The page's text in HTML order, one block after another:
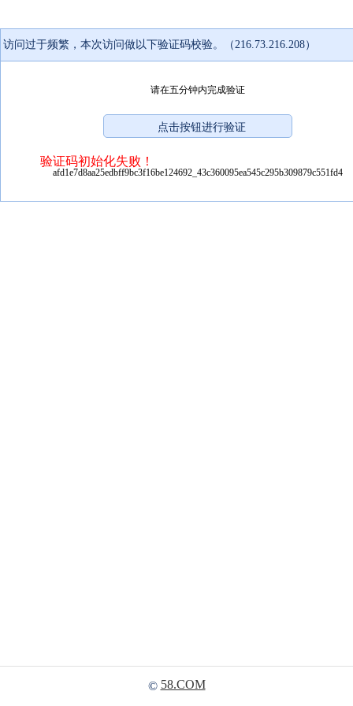
访问过于频繁，本次访问做以下验证码校验。（216.73.216.208）
请在五分钟内完成验证
验证码初始化失败！
afd1e7d8aa25edbff9bc3f16be124692_43c360095ea545c295b309879c551fd4
© 58.COM